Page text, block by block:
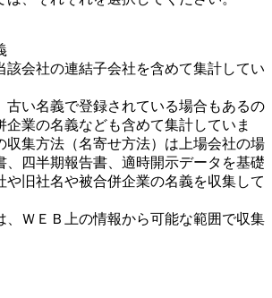
該会社の連結子会社を含めて集計してい
古い名義で登録されている場合もあるの
企業の名義なども含めて集計していま
収集方法（名寄せ方法）は上場会社の場
、四半期報告書、適時開示データを基礎
や旧社名や被合併企業の名義を収集して
、ＷＥＢ上の情報から可能な範囲で収集